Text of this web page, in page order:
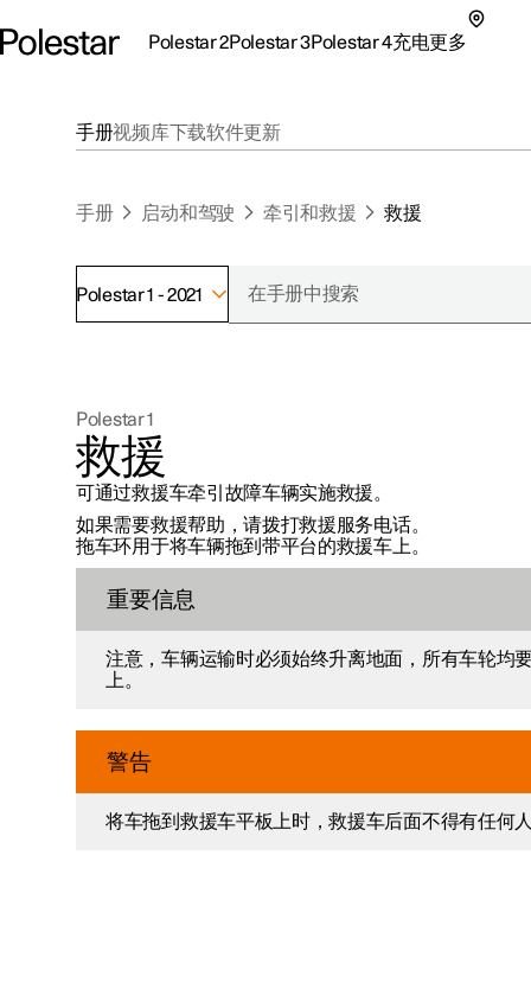
Polestar 2Polestar 3Polestar 4充电更多
联系我们
极星官方二手车
探索Polestar 3
联系我们
公共充电
家庭充电
车主服务
注册新闻
（在新窗
手册视频库下载软件更新
手册 启动和驾驶 牵引和救援 救援
Polestar 1 - 2021
Polestar 1
救援
可通过救援车牵引故障车辆实施救援。
如果需要救援帮助，请拨打救援服务电话。
拖车环用于将车辆拖到带平台的救援车上。
重要信息
注意，车辆运输时必须始终升离地面，所有车轮均
上。
警告
将车拖到救援车平板上时，救援车后面不得有任何